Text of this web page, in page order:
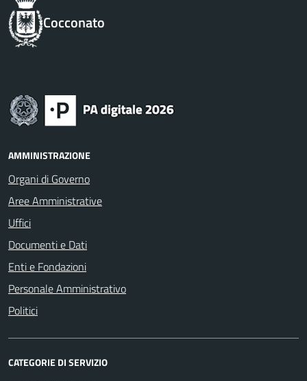
Cocconato
AMMINISTRAZIONE
Organi di Governo
Aree Amministrative
Uffici
Documenti e Dati
Enti e Fondazioni
Personale Amministrativo
Politici
CATEGORIE DI SERVIZIO